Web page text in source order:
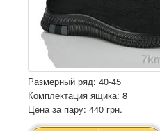
Размерный ряд: 40-45
Комплектация ящика: 8
Цена за пару: 440 грн.